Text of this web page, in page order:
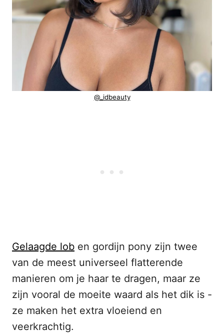
@_idbeauty
Gelaagde lob en gordijn pony zijn twee
van de meest universeel flatterende
manieren om je haar te dragen, maar ze
zijn vooral de moeite waard als het dik is -
ze maken het extra vloeiend en
veerkrachtig.